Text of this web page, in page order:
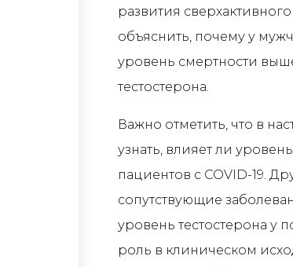
развития
объяснить, почему у
уровень смертности
тестостерона.
Важно отметить, что в
узнать, влияет ли
пациентов с COVID-19.
сопутствующие
уровень тестостерона у
роль в клиническом